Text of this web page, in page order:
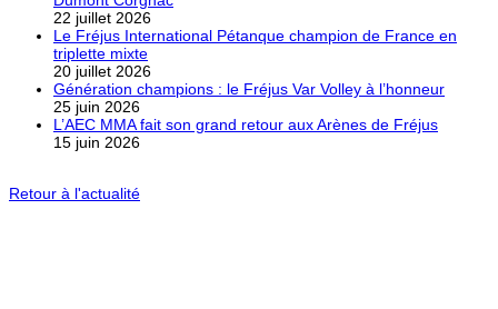
22 juillet 2026
Le Fréjus International Pétanque champion de France en
triplette mixte
20 juillet 2026
Génération champions : le Fréjus Var Volley à l’honneur
25 juin 2026
L’AEC MMA fait son grand retour aux Arènes de Fréjus
15 juin 2026
Retour à l'actualité